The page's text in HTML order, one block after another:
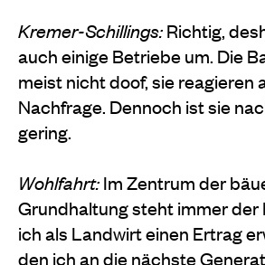
Kremer-Schillings:Richtig,
auch ei­nige Betriebe um. Die
meist nicht doof, sie reagieren
Nachfrage. Dennoch ist sie
gering.
Wohlfahrt:Im Zentrum der
Grundhaltung steht immer der
ich als Landwirt einen Ertrag
den ich an die nächste